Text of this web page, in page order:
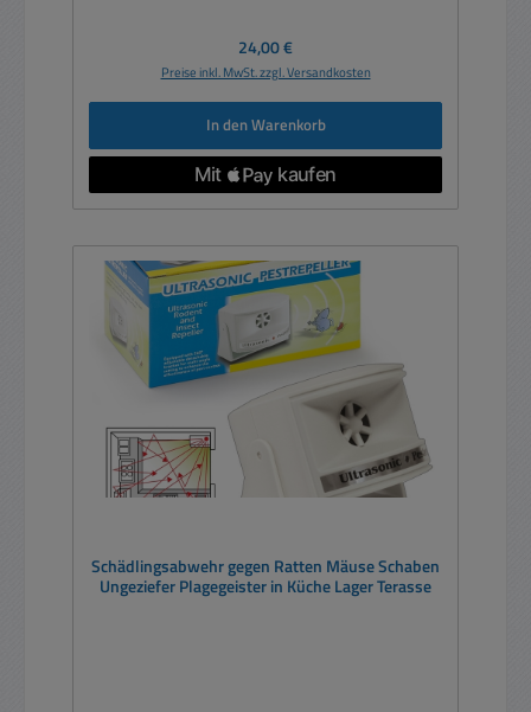
Regulärer Preis:
24,00 €
Preise inkl. MwSt. zzgl. Versandkosten
In den Warenkorb
Schädlingsabwehr gegen Ratten Mäuse Schaben
Ungeziefer Plagegeister in Küche Lager Terasse